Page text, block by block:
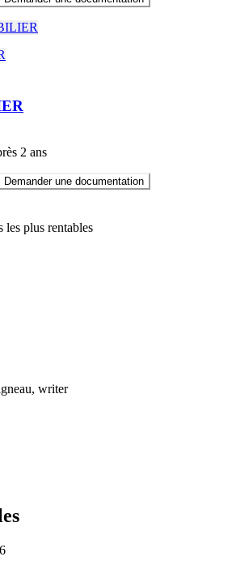
2 ans
Demander une documentation
les plus rentables
, writer